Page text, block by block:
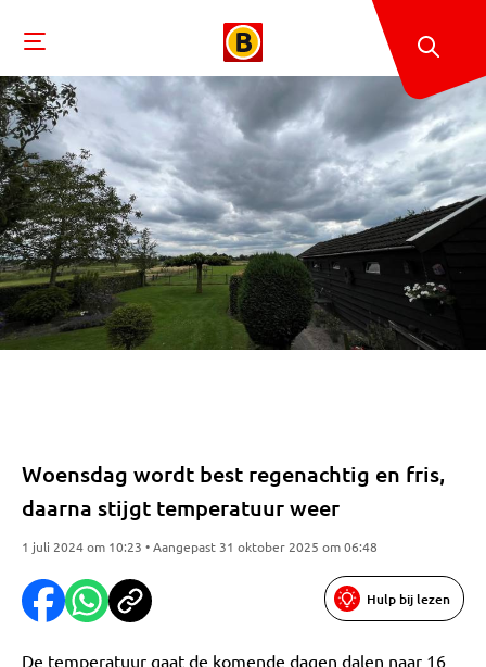
Woensdag wordt best regenachtig en fris,
daarna stijgt temperatuur weer
1 juli 2024 om 10:23 • Aangepast 31 oktober 2025 om 06:48
Hulp bij lezen
De temperatuur gaat de komende dagen dalen naar 16